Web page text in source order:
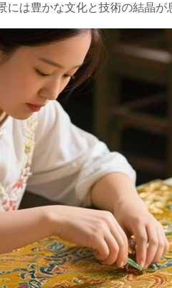
には豊かな文化と技術の結晶が